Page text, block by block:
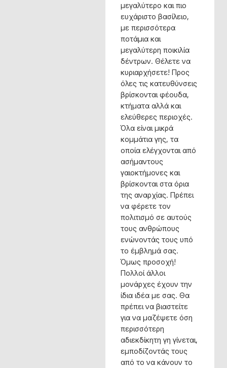
μεγαλύτερο και πιο
ευχάριστο βασίλειο,
με περισσότερα
ποτάμια και
μεγαλύτερη ποικιλία
δέντρων. Θέλετε να
κυριαρχήσετε! Προς
όλες τις κατευθύνσεις
βρίσκονται φέουδα,
κτήματα αλλά και
ελεύθερες περιοχές.
Όλα είναι μικρά
κομμάτια γης, τα
οποία ελέγχονται από
ασήμαντους
γαιοκτήμονες και
βρίσκονται στα όρια
της αναρχίας. Πρέπει
να φέρετε τον
πολιτισμό σε αυτούς
τους ανθρώπους
ενώνοντάς τους υπό
το έμβλημά σας.
Όμως προσοχή!
Πολλοί άλλοι
μονάρχες έχουν την
ίδια ιδέα με σας. Θα
πρέπει να βιαστείτε
για να μαζέψετε όση
περισσότερη
αδιεκδίκητη γη γίνεται,
εμποδίζοντάς τους
από το να κάνουν το